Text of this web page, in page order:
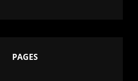
PAGES